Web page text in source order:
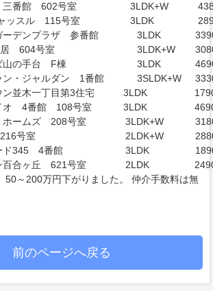
三番館 602号室
3LDK+W
ッスル 115号室
3LDK
ーデンプラザ 参番館
3LDK
居 604号室
3LDK+W
山の手台 F棟
3LDK
ン・ジャルダン 1番館
3SLDK+W
並木一丁目第3住宅
3LDK
オ 4番館 108号室
3LDK
ホームズ 208号室
3LDK+W
号室
2LDK+W
ド345 4番館
3LDK
百合ヶ丘 621号室
2LDK
50～200万円下がりました。 仲介手数料は無
前のページへ戻る